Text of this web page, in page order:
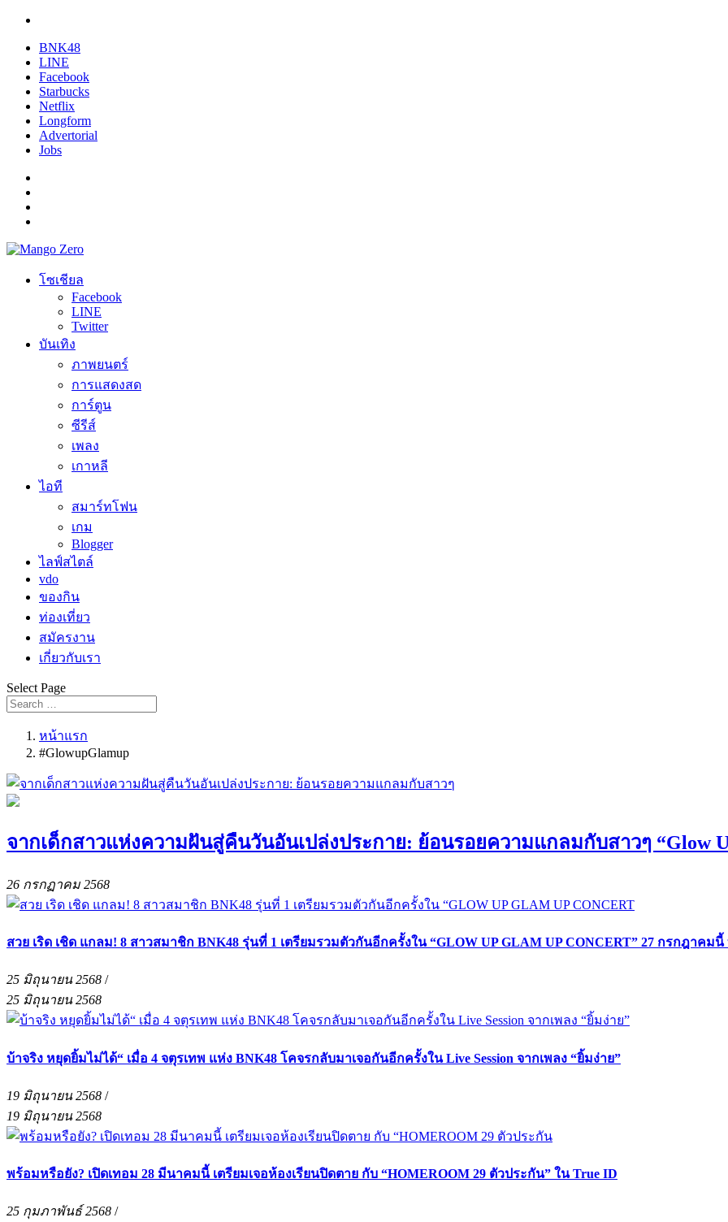
BNK48
LINE
Facebook
Starbucks
Netflix
Longform
Advertorial
Jobs
โซเชียล
Facebook
LINE
Twitter
บันเทิง
ภาพยนตร์
การแสดงสด
การ์ตูน
ซีรีส์
เพลง
เกาหลี
ไอที
สมาร์ทโฟน
เกม
Blogger
ไลฟ์สไตล์
vdo
ของกิน
ท่องเที่ยว
สมัครงาน
เกี่ยวกับเรา
Select Page
หน้าแรก
#GlowupGlamup
จากเด็กสาวแห่งความฝันสู่คืนวันอันเปล่งประกาย: ย้อนรอยความแกลมกับสาวๆ “Glow
26 กรกฏาคม 2568
สวย เริด เชิด แกลม! 8 สาวสมาชิก BNK48 รุ่นที่ 1 เตรียมรวมตัวกันอีกครั้งใน “GLOW UP GLAM UP CONCERT” 27 กรกฎาคม
25 มิถุนายน 2568 /
25 มิถุนายน 2568
บ้าจริง หยุดยิ้มไม่ได้“ เมื่อ 4 จตุรเทพ แห่ง BNK48 โคจรกลับมาเจอกันอีกครั้งใน Live Session จากเพลง “ยิ้มง่าย”
19 มิถุนายน 2568 /
19 มิถุนายน 2568
พร้อมหรือยัง? เปิดเทอม 28 มีนาคมนี้ เตรียมเจอห้องเรียนปิดตาย กับ “HOMEROOM 29 ตัวประกัน” ใน True ID
25 กุมภาพันธ์ 2568 /